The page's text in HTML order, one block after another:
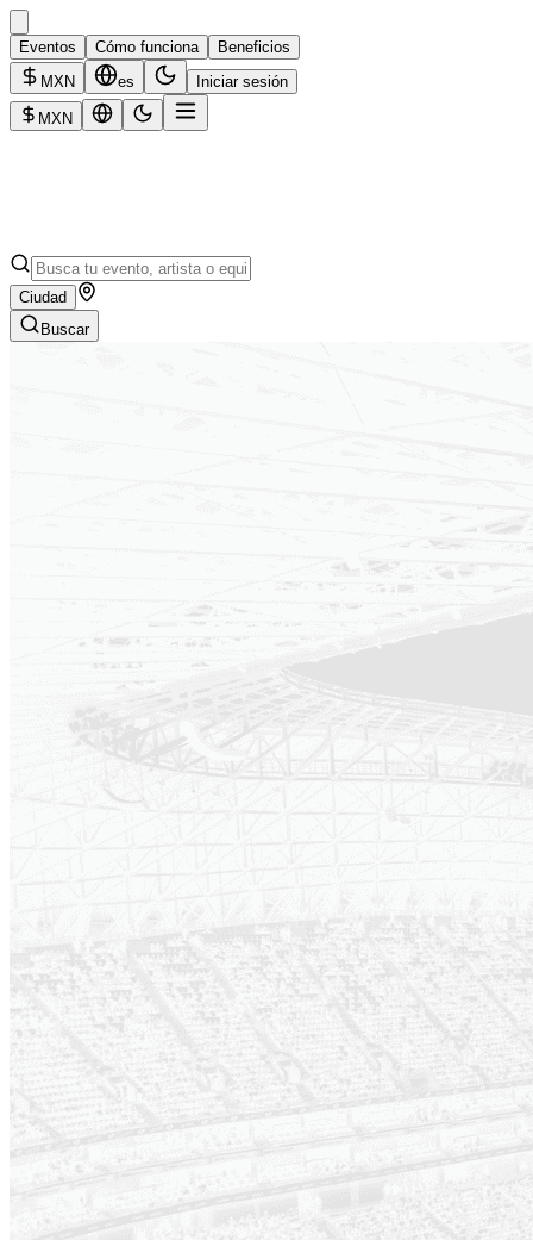
Eventos Cómo funciona
Beneficios
MXN
es Iniciar sesión
MXN
Ciudad
Buscar